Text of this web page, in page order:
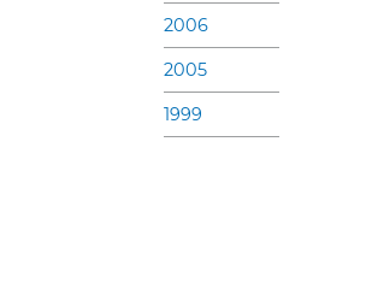
2006
2005
1999